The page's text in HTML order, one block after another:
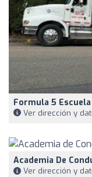
Formula 5
Ver dirección y
Academia De
Ver dirección y